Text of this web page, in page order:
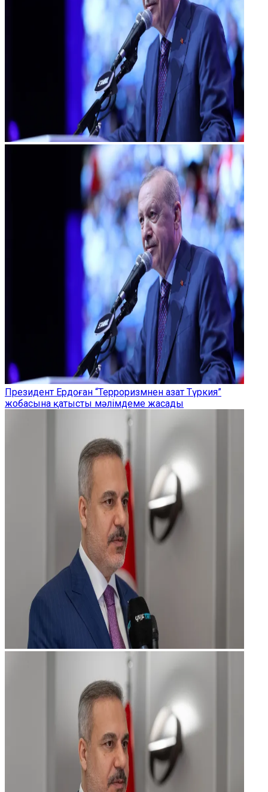
Президент Ердоған “Терроризмнен азат Түркия”
жобасына қатысты мәлімдеме жасады